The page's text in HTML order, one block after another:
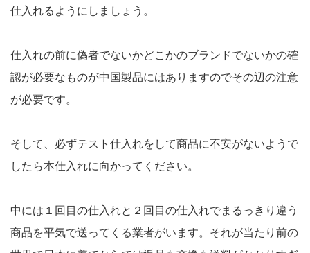
仕入れるようにしましょう。
仕入れの前に偽者でないかどこかのブランドでないかの確
認が必要なものが中国製品にはありますのでその辺の注意
が必要です。
そして、必ずテスト仕入れをして商品に不安がないようで
したら本仕入れに向かってください。
中には１回目の仕入れと２回目の仕入れでまるっきり違う
商品を平気で送ってくる業者がいます。それが当たり前の